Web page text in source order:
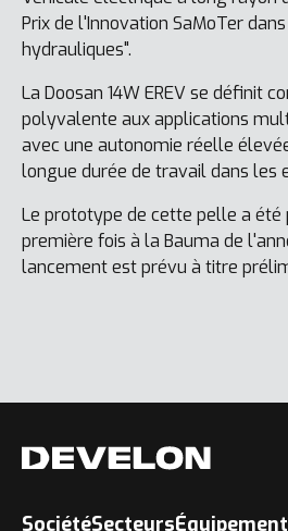
Prix de l'Innovation SaMoTer
hydrauliques".
La Doosan 14W EREV se définit
polyvalente aux applications
avec une autonomie réelle
longue durée de travail dans les
Le prototype de cette pelle a été
première fois à la Bauma de
lancement est prévu à titre
SociétéSecteursÉquipement